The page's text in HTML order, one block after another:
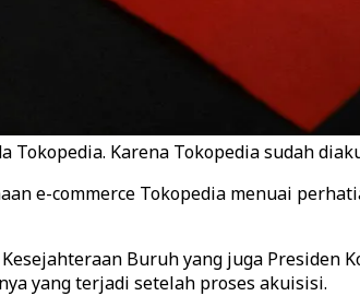
Karena Tokopedia sudah
e-commerce Tokopedia menuai
Buruh yang juga Presiden
yang terjadi setelah proses akuisisi.